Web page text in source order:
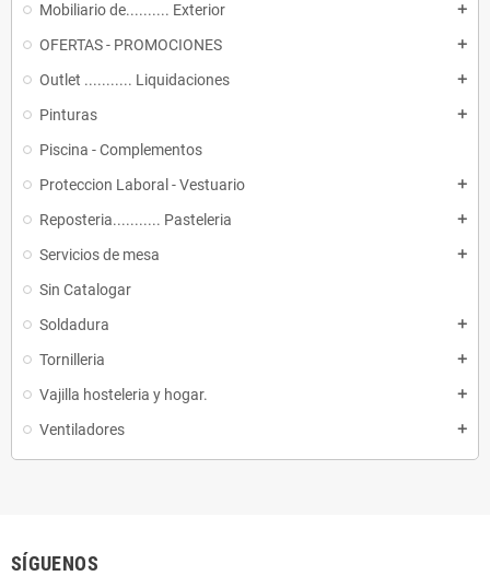
Mobiliario de.......... Exterior add
OFERTAS - PROMOCIONES add
Outlet ........... Liquidaciones add
Pinturas add
Piscina - Complementos
Proteccion Laboral - Vestuario
add
Reposteria........... Pasteleria add
Servicios de mesa add
Sin Catalogar
Soldadura
add
Tornilleria add
Vajilla hosteleria y hogar. add
Ventiladores add
SÍGUENOS